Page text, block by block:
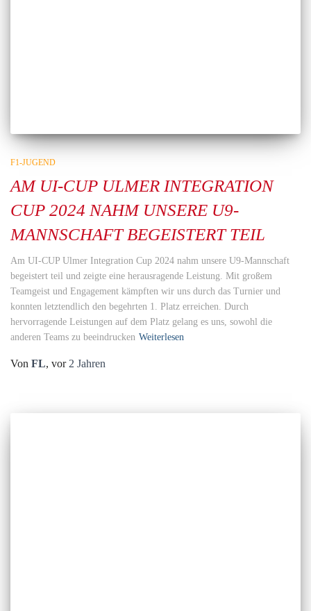
F1-JUGEND
AM UI-CUP ULMER INTEGRATION
CUP 2024 NAHM UNSERE U9-
MANNSCHAFT BEGEISTERT TEIL
Am UI-CUP Ulmer Integration Cup 2024 nahm unsere U9-Mannschaft
begeistert teil und zeigte eine herausragende Leistung. Mit großem
Teamgeist und Engagement kämpften wir uns durch das Turnier und
konnten letztendlich den begehrten 1. Platz erreichen. Durch
hervorragende Leistungen auf dem Platz gelang es uns, sowohl die
anderen Teams zu beeindrucken Weiterlesen
Von FL, vor 2 Jahren